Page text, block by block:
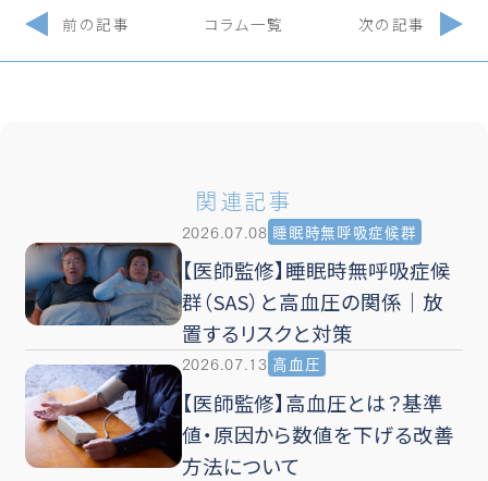
前の記事 コラム一覧 次の記事
関連記事
2026.07.08 睡眠時無呼吸症候群
【医師監修】睡眠時無呼吸症候
群（SAS）と高血圧の関係｜放
置するリスクと対策
2026.07.13 高血圧
【医師監修】高血圧とは？基準
値・原因から数値を下げる改善
方法について